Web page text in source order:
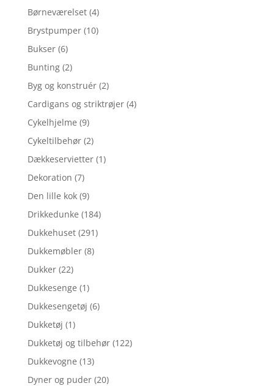
Børneværelset (4)
Brystpumper (10)
Bukser (6)
Bunting (2)
Byg og konstruér (2)
Cardigans og striktrøjer (4)
Cykelhjelme (9)
Cykeltilbehør (2)
Dækkeservietter (1)
Dekoration (7)
Den lille kok (9)
Drikkedunke (184)
Dukkehuset (291)
Dukkemøbler (8)
Dukker (22)
Dukkesenge (1)
Dukkesengetøj (6)
Dukketøj (1)
Dukketøj og tilbehør (122)
Dukkevogne (13)
Dyner og puder (20)